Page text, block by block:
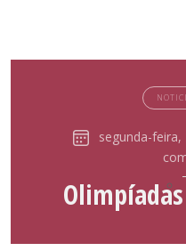
segunda-